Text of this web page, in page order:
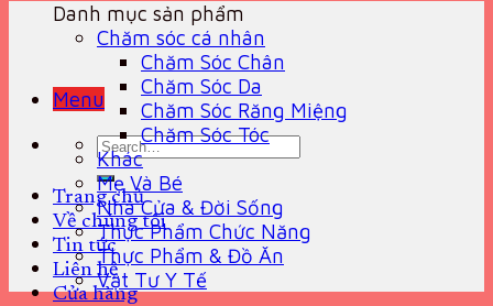
Menu
Search
for:
Trang chủ
Về chúng tôi
Tin tức
Liên hệ
Cửa hàng
Danh mục sản phẩm
Chăm sóc cá nhân
Chăm Sóc Chân
Chăm Sóc Da
Chăm Sóc Răng Miệng
Chăm Sóc Tóc
Khác
Mẹ Và Bé
Nhà Cửa & Đời Sống
Thực Phẩm Chức Năng
Thực Phẩm & Đồ Ăn
Vật Tư Y Tế